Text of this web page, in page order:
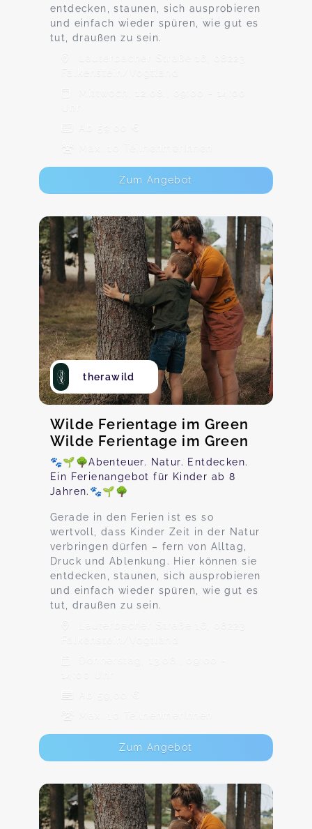
entdecken, staunen, sich ausprobieren
und einfach wieder spüren, wie gut es
tut, draußen zu sein.
Lauterbacher Straße 16, 08223
Falkenstein/Vogtland
Mittwoch, 12.08., 09:00 - 14:00
Ab 59,00 €
Max. 10 TeilnehmerInnen
Zum Angebot
therawild
Wilde Ferientage im Green
Wilde Ferientage im Green
🐾🌱🌳Abenteuer. Natur. Entdecken.
Ein Ferienangebot für Kinder ab 8
Jahren.🐾🌱🌳
Gerade in den Ferien ist es so
wertvoll, dass Kinder Zeit in der Natur
verbringen dürfen – fern von Alltag,
Druck und Ablenkung. Hier können sie
entdecken, staunen, sich ausprobieren
und einfach wieder spüren, wie gut es
tut, draußen zu sein.
Lauterbacher Straße 16, 08223
Falkenstein/Vogtland
Donnerstag, 13.08., 09:00 -
14:00 Uhr
Ab 59,00 €
Max. 10 TeilnehmerInnen
Zum Angebot